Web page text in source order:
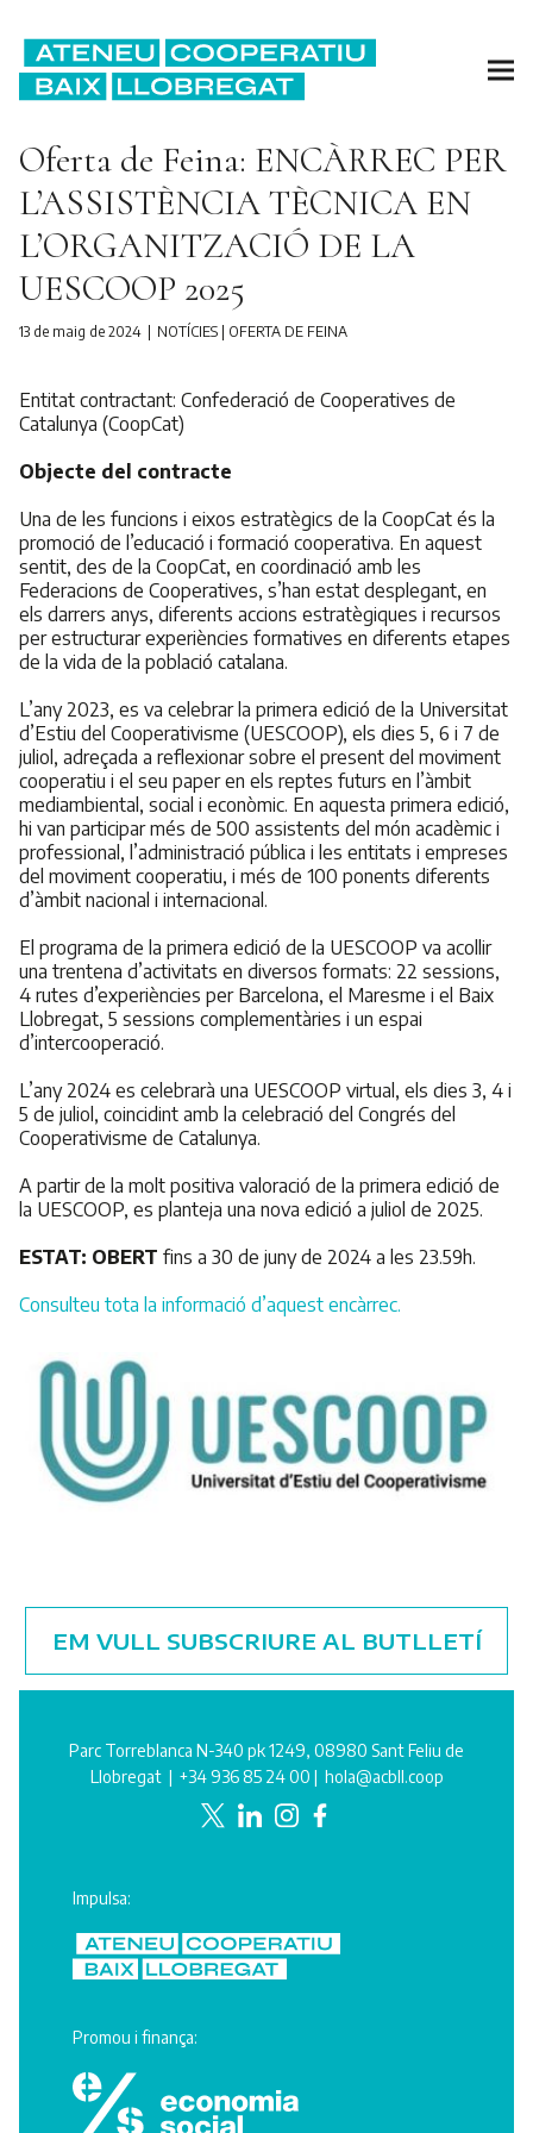
Oferta de Feina: ENCÀRREC PER
L’ASSISTÈNCIA TÈCNICA EN
L’ORGANITZACIÓ DE LA
UESCOOP 2025
13 de maig de 2024 NOTÍCIES OFERTA DE FEINA
Entitat contractant: Confederació de Cooperatives de
Catalunya (CoopCat)
Objecte del contracte
Una de les funcions i eixos estratègics de la CoopCat és la
promoció de l’educació i formació cooperativa. En aquest
sentit, des de la CoopCat, en coordinació amb les
Federacions de Cooperatives, s’han estat desplegant, en
els darrers anys, diferents accions estratègiques i recursos
per estructurar experiències formatives en diferents etapes
de la vida de la població catalana.
L’any 2023, es va celebrar la primera edició de la Universitat
d’Estiu del Cooperativisme (UESCOOP), els dies 5, 6 i 7 de
juliol, adreçada a reflexionar sobre el present del moviment
cooperatiu i el seu paper en els reptes futurs en l’àmbit
mediambiental, social i econòmic. En aquesta primera edició,
hi van participar més de 500 assistents del món acadèmic i
professional, l’administració pública i les entitats i empreses
del moviment cooperatiu, i més de 100 ponents diferents
d’àmbit nacional i internacional.
El programa de la primera edició de la UESCOOP va acollir
una trentena d’activitats en diversos formats: 22 sessions,
4 rutes d’experiències per Barcelona, el Maresme i el Baix
Llobregat, 5 sessions complementàries i un espai
d’intercooperació.
L’any 2024 es celebrarà una UESCOOP virtual, els dies 3, 4 i
5 de juliol, coincidint amb la celebració del Congrés del
Cooperativisme de Catalunya.
A partir de la molt positiva valoració de la primera edició de
la UESCOOP, es planteja una nova edició a juliol de 2025.
ESTAT: OBERT fins a 30 de juny de 2024 a les 23.59h.
Consulteu tota la informació d’aquest encàrrec.
EM VULL SUBSCRIURE AL BUTLLETÍ
Parc Torreblanca N-340 pk 1249, 08980 Sant Feliu de
Llobregat | +34 936 85 24 00 | hola@acbll.coop
Impulsa:
Promou i finança: